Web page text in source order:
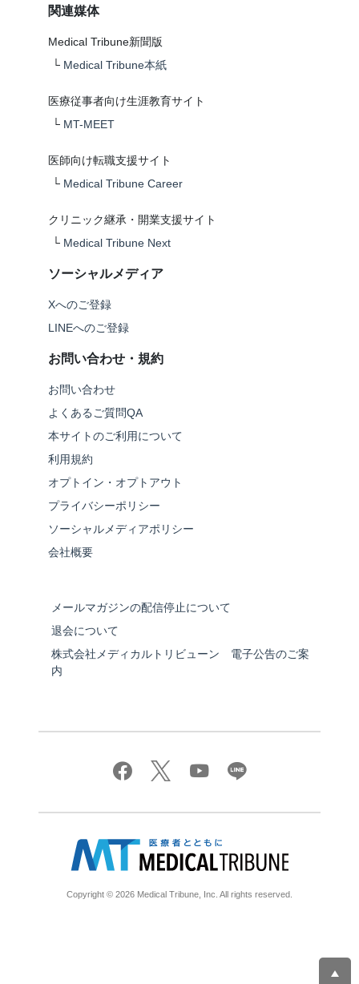
関連媒体
Medical Tribune新聞版
└ Medical Tribune本紙
医療従事者向け生涯教育サイト
└ MT-MEET
医師向け転職支援サイト
└ Medical Tribune Career
クリニック継承・開業支援サイト
└ Medical Tribune Next
ソーシャルメディア
Xへのご登録
LINEへのご登録
お問い合わせ・規約
お問い合わせ
よくあるご質問QA
本サイトのご利用について
利用規約
オプトイン・オプトアウト
プライバシーポリシー
ソーシャルメディアポリシー
会社概要
メールマガジンの配信停止について
退会について
株式会社メディカルトリビューン 電子公告のご案
内
Copyright © 2026 Medical Tribune, Inc. All rights reserved.